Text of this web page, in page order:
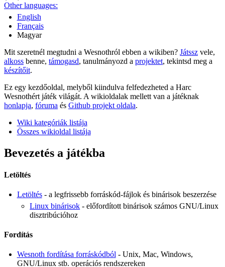
Other languages:
English
Français
Magyar
Mit szeretnél megtudni a Wesnothról ebben a wikiben? Játssz vele,
alkoss benne, támogasd, tanulmányozd a projektet, tekintsd meg a
készítőit.
Ez egy kezdőoldal, melyből kiindulva felfedezheted a Harc
Wesnothért játék világát. A wikioldalak mellett van a játéknak
honlapja, fóruma és Github projekt oldala.
Wiki kategóriák listája
Összes wikioldal listája
Bevezetés a játékba
Letöltés
Letöltés- a legfrissebb forráskód-fájlok és binárisok beszerzése
Linux binárisok - előfordított binárisok számos GNU/Linux
disztribúcióhoz
Fordítás
Wesnoth fordítása forráskódból- Unix, Mac, Windows,
GNU/Linux stb. operációs rendszereken